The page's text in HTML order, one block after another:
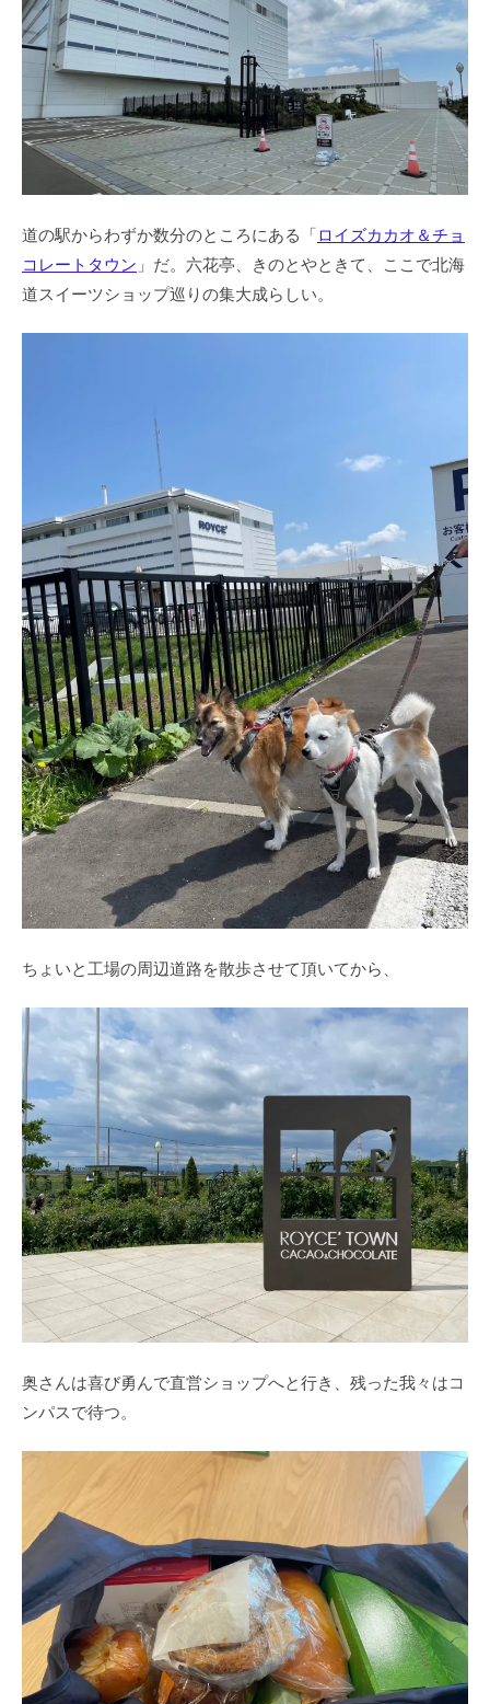
道の駅からわずか数分のところにある「ロイズカカオ＆チョ
コレートタウン 」だ。六花亭、きのとやときて、ここで北海
道スイーツショップ巡りの集大成らしい。
ちょいと工場の周辺道路を散歩させて頂いてから、
奥さんは喜び勇んで直営ショップへと行き、残った我々はコ
ンパスで待つ。